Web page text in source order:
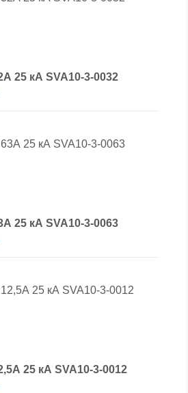
25 кА SVA10-3-0032
25 кА SVA10-3-0063
25 кА SVA10-3-0012